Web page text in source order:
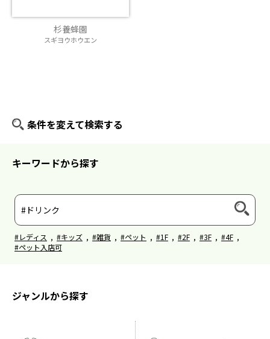
杉養蜂園
スギヨウホウエン
条件を変えて検索する
キーワードから探す
#レディス , #キッズ , #雑貨 , #ペット , #1F , #2F , #3F , #4F ,
#ペット入店可
ジャンルから探す